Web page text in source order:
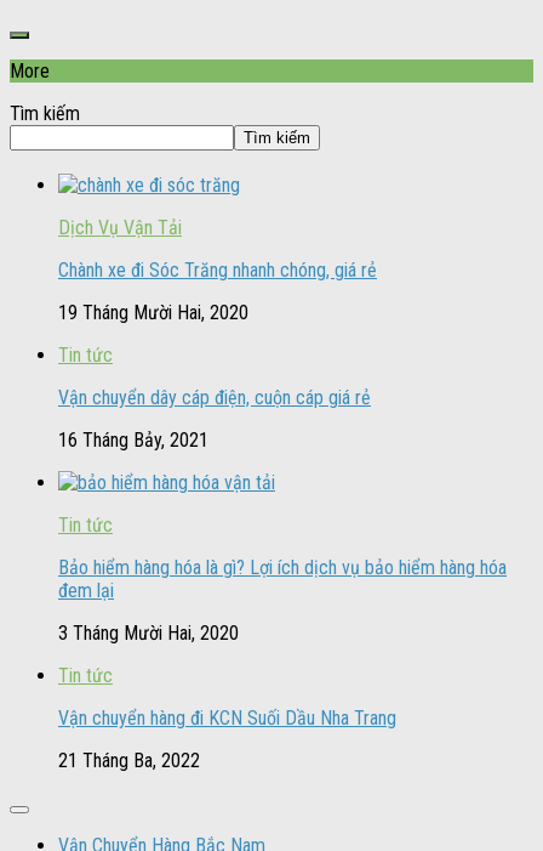
More
Tìm kiếm
Tìm kiếm
Dịch Vụ Vận Tải
Chành xe đi Sóc Trăng nhanh chóng, giá rẻ
19 Tháng Mười Hai, 2020
Tin tức
Vận chuyển dây cáp điện, cuộn cáp giá rẻ
16 Tháng Bảy, 2021
Tin tức
Bảo hiểm hàng hóa là gì? Lợi ích dịch vụ bảo hiểm hàng hóa
đem lại
3 Tháng Mười Hai, 2020
Tin tức
Vận chuyển hàng đi KCN Suối Dầu Nha Trang
21 Tháng Ba, 2022
Vận Chuyển Hàng Bắc Nam